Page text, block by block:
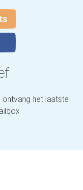
ontvang het laatste